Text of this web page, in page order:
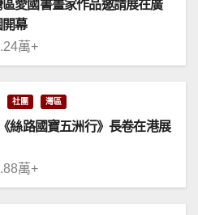
愛國書畫家作品邀請展在廣
幕
萬+
社團 灣區
絲路國寶五洲行》長卷在港展
萬+